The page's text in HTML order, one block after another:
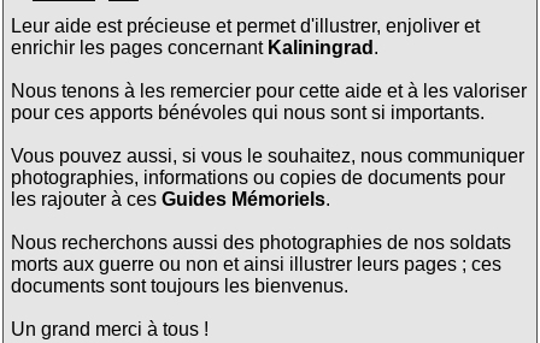
Leur aide est précieuse et permet d'illustrer, enjoliver et
enrichir les pages concernant Kaliningrad .
Nous tenons à les remercier pour cette aide et à les valoriser
pour ces apports bénévoles qui nous sont si importants.
Vous pouvez aussi, si vous le souhaitez, nous communiquer
photographies, informations ou copies de documents pour
les rajouter à ces Guides Mémoriels.
Nous recherchons aussi des photographies de nos soldats
morts aux guerre ou non et ainsi illustrer leurs pages ; ces
documents sont toujours les bienvenus.
Un grand merci à tous !